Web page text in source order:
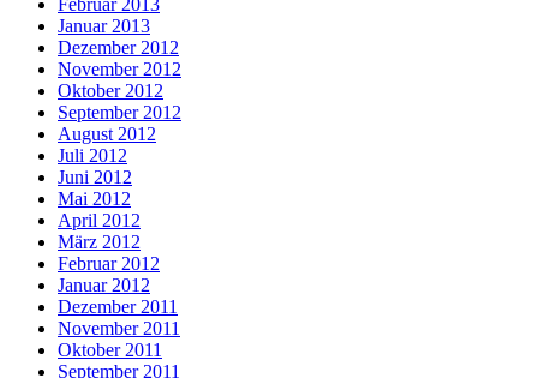
Februar 2013
Januar 2013
Dezember 2012
November 2012
Oktober 2012
September 2012
August 2012
Juli 2012
Juni 2012
Mai 2012
April 2012
März 2012
Februar 2012
Januar 2012
Dezember 2011
November 2011
Oktober 2011
September 2011